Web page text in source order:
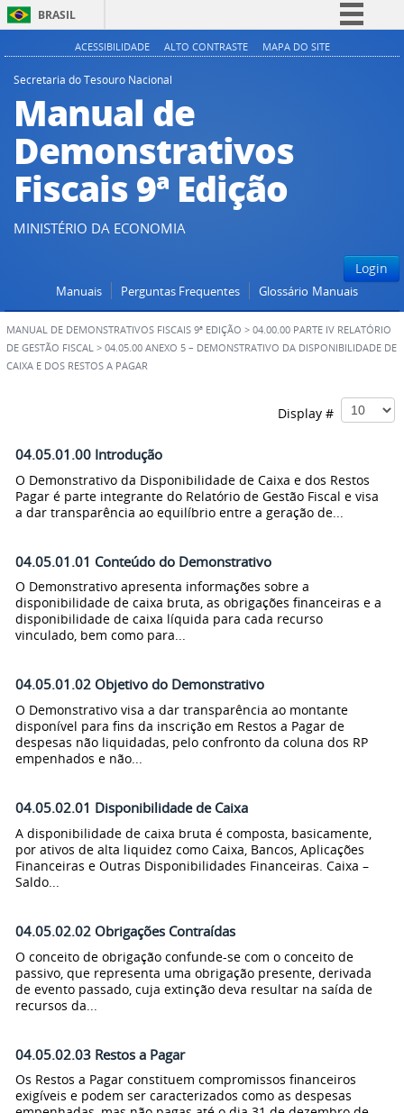
BRASIL
Simplifique!
Legislação
Canais
ACESSIBILIDADE ALTO CONTRASTE MAPA DO SITE
Secretaria do Tesouro Nacional
Manual de
Demonstrativos
Fiscais 9ª Edição
MINISTÉRIO DA ECONOMIA
Login
Manuais Perguntas Frequentes Glossário Manuais
MANUAL DE DEMONSTRATIVOS FISCAIS 9ª EDIÇÃO > 04.00.00 PARTE IV RELATÓRIO
DE GESTÃO FISCAL > 04.05.00 ANEXO 5 – DEMONSTRATIVO DA DISPONIBILIDADE DE
CAIXA E DOS RESTOS A PAGAR
Display #
04.05.01.00 Introdução
O Demonstrativo da Disponibilidade de Caixa e dos Restos
Pagar é parte integrante do Relatório de Gestão Fiscal e visa
a dar transparência ao equilíbrio entre a geração de...
04.05.01.01 Conteúdo do Demonstrativo
O Demonstrativo apresenta informações sobre a
disponibilidade de caixa bruta, as obrigações financeiras e a
disponibilidade de caixa líquida para cada recurso
vinculado, bem como para...
04.05.01.02 Objetivo do Demonstrativo
O Demonstrativo visa a dar transparência ao montante
disponível para fins da inscrição em Restos a Pagar de
despesas não liquidadas, pelo confronto da coluna dos RP
empenhados e não...
04.05.02.01 Disponibilidade de Caixa
A disponibilidade de caixa bruta é composta, basicamente,
por ativos de alta liquidez como Caixa, Bancos, Aplicações
Financeiras e Outras Disponibilidades Financeiras. Caixa –
Saldo...
04.05.02.02 Obrigações Contraídas
O conceito de obrigação confunde-se com o conceito de
passivo, que representa uma obrigação presente, derivada
de evento passado, cuja extinção deva resultar na saída de
recursos da...
04.05.02.03 Restos a Pagar
Os Restos a Pagar constituem compromissos financeiros
exigíveis e podem ser caracterizados como as despesas